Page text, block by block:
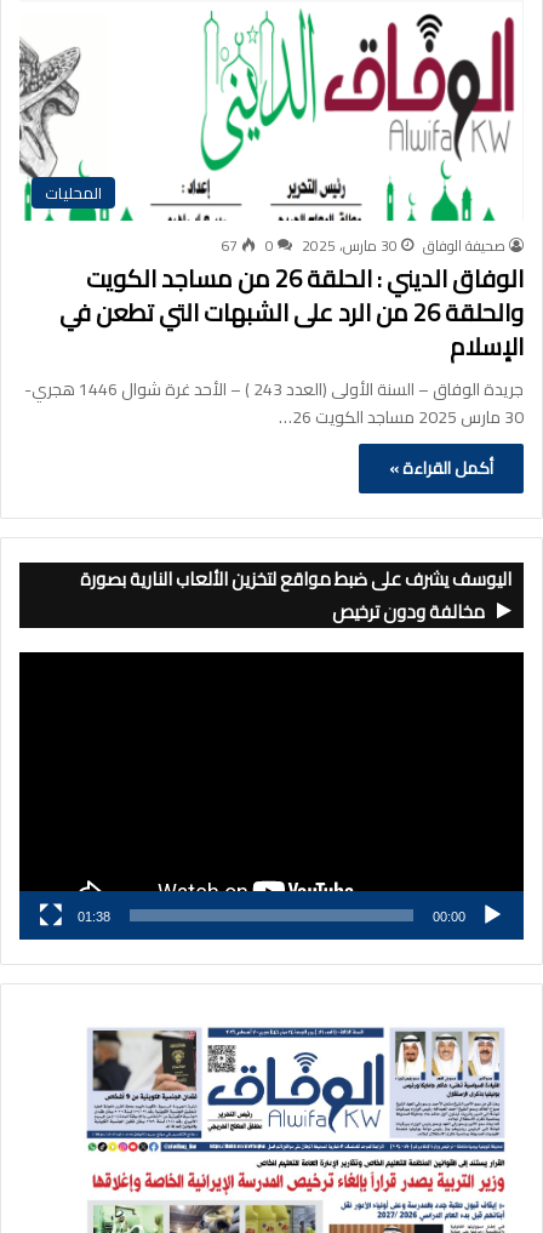
المحليات
صحيفة الوفاق 30 مارس، 2025 0
67
الوفاق الديني : الحلقة 26 من مساجد الكويت
والحلقة 26 من الرد على الشبهات التي تطعن في
الإسلام
جريدة الوفاق – السنة الأولى (العدد 243 ) – الأحد غرة شوال 1446 هجري-
30 مارس 2025 مساجد الكويت 26…
أكمل القراءة »
اليوسف يشرف على ضبط مواقع لتخزين الألعاب النارية بصورة
مخالفة ودون ترخيص
00:00
01:38